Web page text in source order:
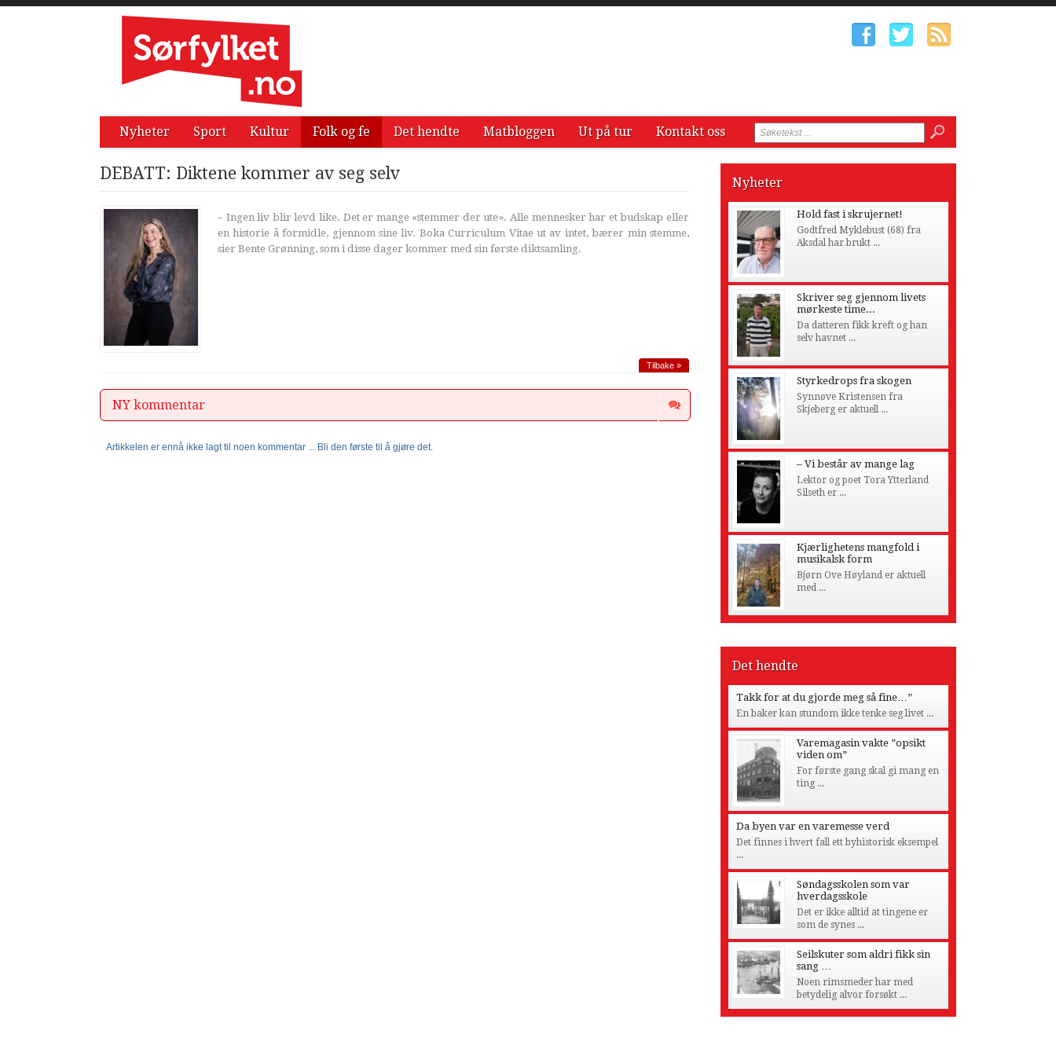
Nyheter Sport Kultur Folk og fe Det hendte Matbloggen Ut på tur Kontakt oss
DEBATT: Diktene kommer av seg selv
– Ingen liv blir levd like. Det er mange «stemmer der ute». Alle mennesker har et budskap eller
en historie å formidle, gjennom sine liv. Boka Curriculum Vitae ut av intet, bærer min stemme,
sier Bente Grønning, som i disse dager kommer med sin første diktsamling.
Tilbake »
NY kommentar
Artikkelen er ennå ikke lagt til noen kommentar ... Bli den første til å gjøre det.
Nyheter
Hold fast i skrujernet!
Godtfred Myklebust (68) fra
Aksdal har brukt ...
Skriver seg gjennom livets
mørkeste time...
Da datteren fikk kreft og han
selv havnet ...
Styrkedrops fra skogen
Synnøve Kristensen fra
Skjeberg er aktuell ...
– Vi består av mange lag
Lektor og poet Tora Ytterland
Silseth er ...
Kjærlighetens mangfold i
musikalsk form
Bjørn Ove Høyland er aktuell
med ...
Det hendte
Takk for at du gjorde meg så fine…”
En baker kan stundom ikke tenke seg livet ...
Varemagasin vakte ”opsikt
viden om”
For første gang skal gi mang en
ting ...
Da byen var en varemesse verd
Det finnes i hvert fall ett byhistorisk eksempel
...
Søndagsskolen som var
hverdagsskole
Det er ikke alltid at tingene er
som de synes ...
Seilskuter som aldri fikk sin
sang …
Noen rimsmeder har med
betydelig alvor forsøkt ...